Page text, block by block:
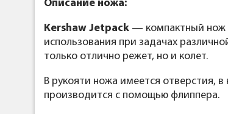
Описание ножа:
Kershaw Jetpack — компактный нож
использования при задачах
только отлично режет, но и колет.
В рукояти ножа имеется отверстия,
производится с помощью флиппера.